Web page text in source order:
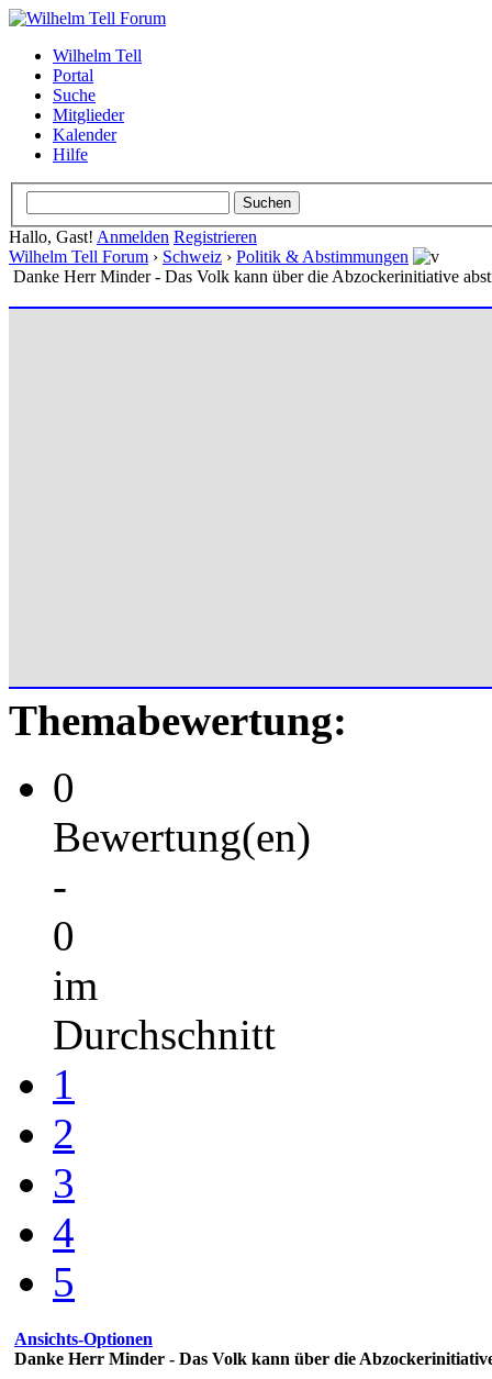
Wilhelm Tell
Portal
Suche
Mitglieder
Kalender
Hilfe
Hallo, Gast! Anmelden Registrieren
Wilhelm Tell Forum › Schweiz › Politik & Abstimmungen
Danke Herr Minder - Das Volk kann über die Abzockerinitiative
Themabewertung:
0
Bewertung(en)
-
0
im
Durchschnitt
1
2
3
4
5
Ansichts-Optionen
Danke Herr Minder - Das Volk kann über die